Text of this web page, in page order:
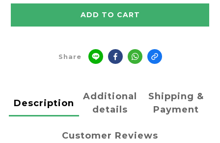
ADD TO CART
Share
Description
Additional
details
Shipping &
Payment
Customer Reviews